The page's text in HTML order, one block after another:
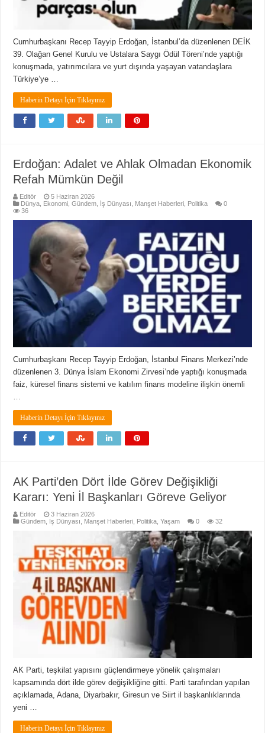
Cumhurbaşkanı Recep Tayyip Erdoğan, İstanbul’da düzenlenen DEİK
39. Olağan Genel Kurulu ve Ustalara Saygı Ödül Töreni’nde yaptığı
konuşmada, yatırımcılara ve yurt dışında yaşayan vatandaşlara
Türkiye’ye …
Haberin Detayı İçin Tıklayınız
Erdoğan: Adalet ve Ahlak Olmadan Ekonomik
Refah Mümkün Değil
Editör
5 Haziran 2026
Dünya
Ekonomi ,Gündem İş Dünyası Manşet Haberleri Politika
0
36
Cumhurbaşkanı Recep Tayyip Erdoğan, İstanbul Finans Merkezi’nde
düzenlenen 3. Dünya İslam Ekonomi Zirvesi’nde yaptığı konuşmada
faiz, küresel finans sistemi ve katılım finans modeline ilişkin önemli
…
Haberin Detayı İçin Tıklayınız
AK Parti’den Dört İlde Görev Değişikliği
Kararı: Yeni İl Başkanları Göreve Geliyor
Editör
3 Haziran 2026
Gündem İş Dünyası Manşet Haberleri Politika ,Yaşam 0 32
AK Parti, teşkilat yapısını güçlendirmeye yönelik çalışmaları
kapsamında dört ilde görev değişikliğine gitti. Parti tarafından yapılan
açıklamada, Adana, Diyarbakır, Giresun ve Siirt il başkanlıklarında
yeni …
Haberin Detayı İçin Tıklayınız